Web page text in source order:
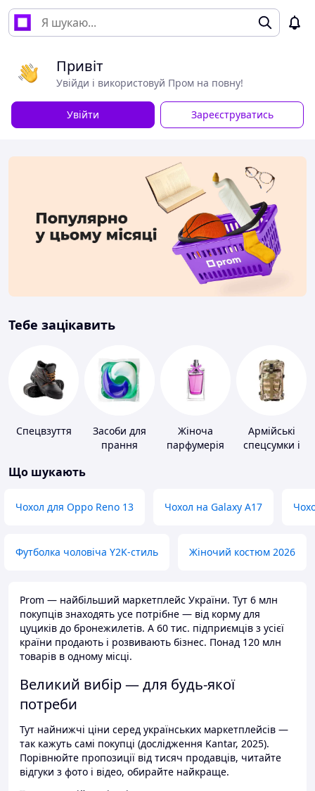
Привіт
Увійди і використовуй Пром на повну!
Увійти Зареєструватись
Тебе зацікавить
Спецвзуття
Засоби для
прання
Жіноча
парфумерія
Армійські
спецсумки і
Що шукають
Чохол для Oppo Reno 13 Чохол на Galaxy A17
Футболка чоловіча Y2K-стиль Жіночий костюм 2026
Prom — найбільший маркетплейс України. Тут 6 млн
покупців знаходять усе потрібне — від корму для
цуциків до бронежилетів. А 60 тис. підприємців з усієї
країни продають і розвивають бізнес. Понад 120 млн
товарів в одному місці.
Великий вибір — для будь-якої
потреби
Тут найнижчі ціни серед українських маркетплейсів —
так кажуть самі покупці (дослідження Kantar, 2025).
Порівнюйте пропозиції від тисяч продавців, читайте
відгуки з фото і відео, обирайте найкраще.